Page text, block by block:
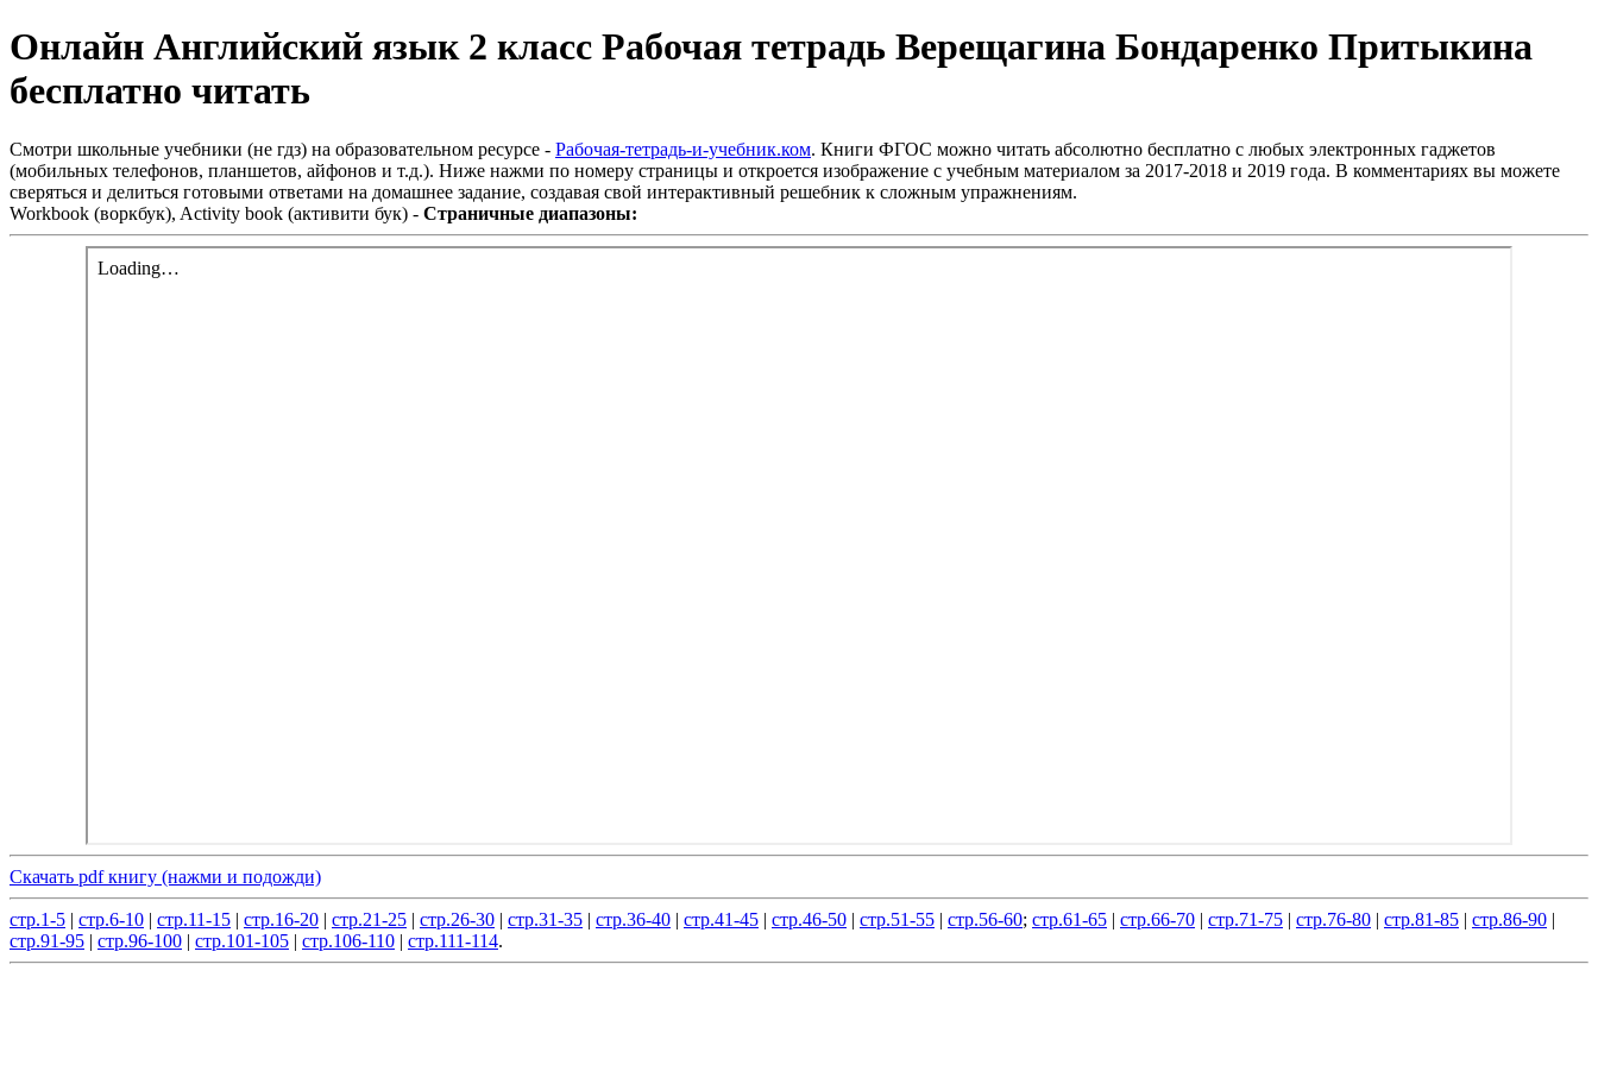
Онлайн Английский язык 2 класс Рабочая тетрадь Верещагина Бондаренко Притыкина
бесплатно читать
Смотри школьные учебники (не гдз) на образовательном ресурсе - Рабочая-тетрадь-и-учебник.ком. Книги ФГОС можно читать абсолютно бесплатно с любых электронных гаджетов
(мобильных телефонов, планшетов, айфонов и т.д.). Ниже нажми по номеру страницы и откроется изображение с учебным материалом за 2017-2018 и 2019 года. В комментариях вы можете
сверяться и делиться готовыми ответами на домашнее задание, создавая свой интерактивный решебник к сложным упражнениям.
Workbook (воркбук), Activity book (активити бук) - Страничные диапазоны:
Скачать pdf книгу (нажми и подожди)
стр.1-5 | стр.6-10 | стр.11-15 | стр.16-20 | стр.21-25 | стр.26-30 | стр.31-35 | стр.36-40 | стр.41-45 | стр.46-50 | стр.51-55 | стр.56-60; стр.61-65 | стр.66-70 | стр.71-75 | стр.76-80 | стр.81-85 | стр.86-90 |
стр.91-95 | стр.96-100 | стр.101-105 | стр.106-110 | стр.111-114.